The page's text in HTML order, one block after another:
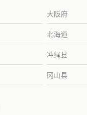
大阪府
北海道
冲绳县
冈山县